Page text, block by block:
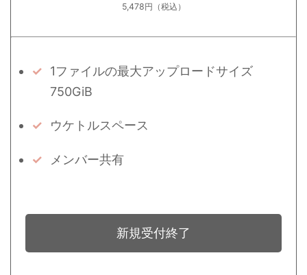
5,478円（税込）
1ファイルの最大アップロードサイズ
750GiB
ウケトルスペース
メンバー共有
新規受付終了